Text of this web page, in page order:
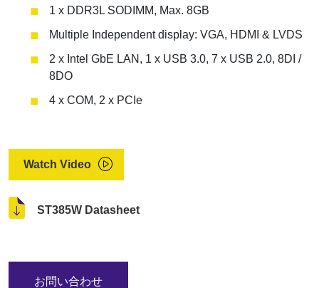
1 x DDR3L SODIMM, Max. 8GB
Multiple Independent display: VGA, HDMI & LVDS
2 x Intel GbE LAN, 1 x USB 3.0, 7 x USB 2.0, 8DI /
8DO
4 x COM, 2 x PCIe
Watch Video
ST385W Datasheet
お問い合わせ